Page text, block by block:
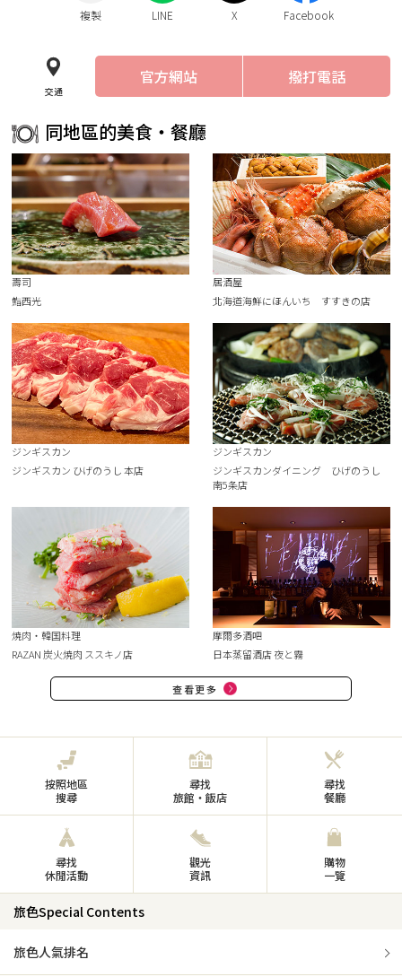
複製 LINE X Facebook
交通
官方網站 撥打電話
同地區的美食・餐廳
壽司
鮨西光
居酒屋
北海道海鮮にほんいち すすきの店
ジンギスカン
ジンギスカン ひげのうし 本店
ジンギスカン
ジンギスカンダイニング ひげのうし
南5条店
焼肉・韓国料理
RAZAN 炭火焼肉 ススキノ店
摩爾多酒吧
日本蒸留酒店 夜と霧
查看更多
按照地區
搜尋
尋找
旅館・飯店
尋找
餐廳
尋找
休閒活動
觀光
資訊
購物
一覽
旅色Special Contents
旅色人氣排名